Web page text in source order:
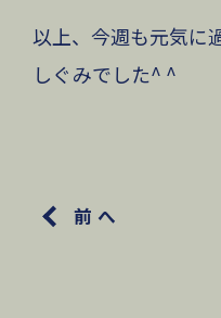
以上、今週も元気に
しぐみでした^ ^
前へ